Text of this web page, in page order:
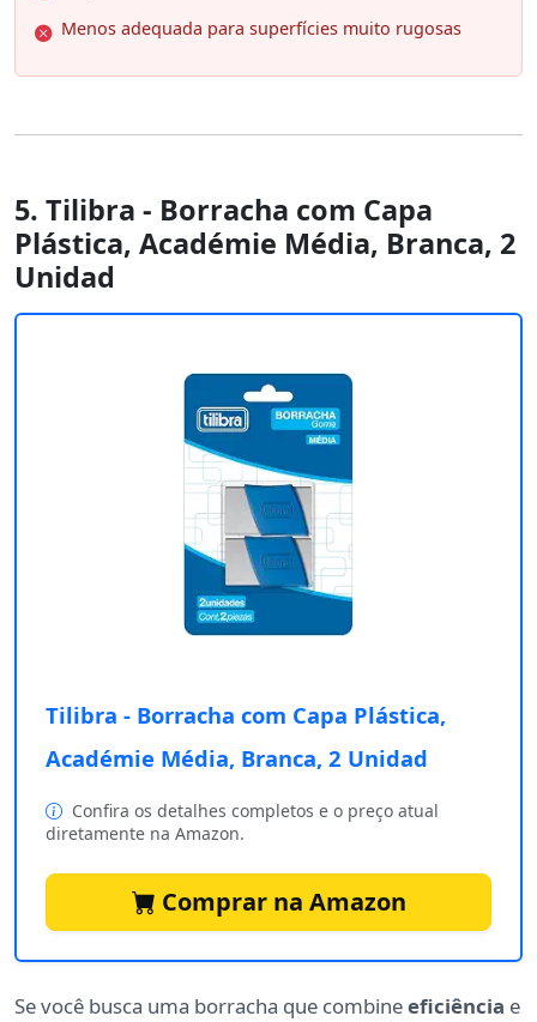
Menos adequada para superfícies muito rugosas
5. Tilibra - Borracha com Capa
Plástica, Académie Média, Branca, 2
Unidad
Tilibra - Borracha com Capa Plástica,
Académie Média, Branca, 2 Unidad
Confira os detalhes completos e o preço atual
diretamente na Amazon.
Comprar na Amazon
Se você busca uma borracha que combineeficiência e